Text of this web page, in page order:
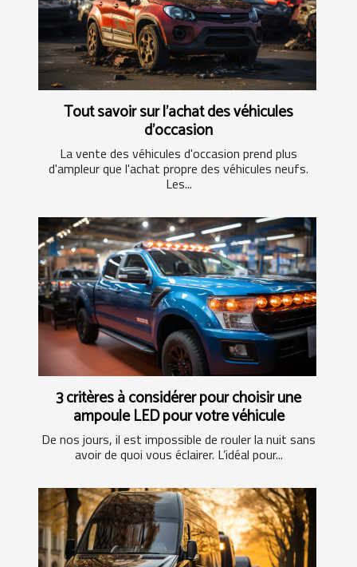
Tout savoir sur l'achat des véhicules
d'occasion
La vente des véhicules d'occasion prend plus
d'ampleur que l'achat propre des véhicules neufs.
Les...
3 critères à considérer pour choisir une
ampoule LED pour votre véhicule
De nos jours, il est impossible de rouler la nuit sans
avoir de quoi vous éclairer. L’idéal pour...